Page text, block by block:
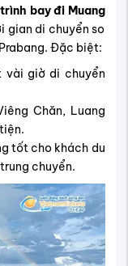
bay đi Muang
gian di chuyển so
Đặc biệt:
vài giờ di chuyển
Chăn, Luang
tốt cho khách du
chuyển.